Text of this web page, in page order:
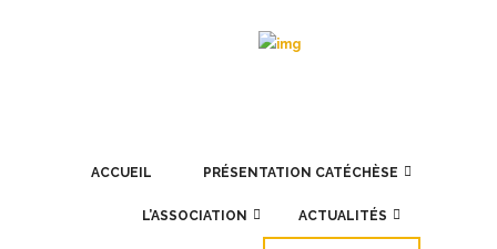
ACCUEIL PRÉSENTATION CATÉCHÈSE
L’ASSOCIATION ACTUALITÉS